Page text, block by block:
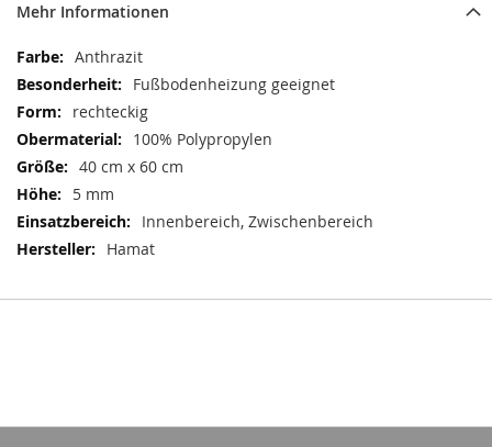
Mehr Informationen
Mehr
Informationen
Anthrazit
Fußbodenheizung geeignet
rechteckig
100% Polypropylen
40 cm x 60 cm
5 mm
Innenbereich, Zwischenbereich
Hamat